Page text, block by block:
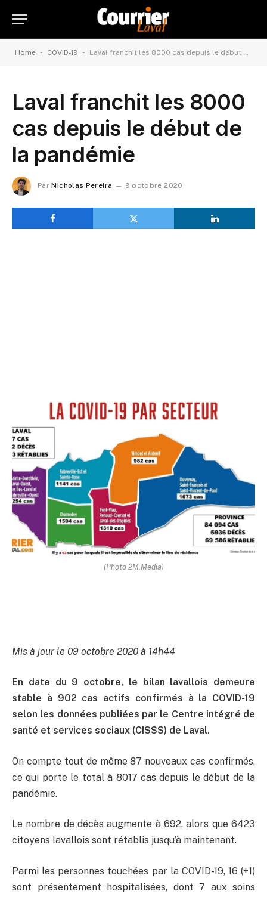
Home - COVID-19 - Laval franchit les 8000 cas depuis le début de la pandémie
Laval franchit les 8000
cas depuis le début de
la pandémie
Par Nicholas Pereira 9 octobre 2020
(Photo 2M.Media)
Mis à jour le 09 octobre 2020 à 14h44
En date du 9 octobre, le bilan lavallois demeure
stable à 902 cas actifs confirmés à la COVID-19
selon les données publiées par le Centre intégré de
santé et services sociaux (CISSS) de Laval.
On compte tout de même 87 nouveaux cas confirmés,
ce qui porte le total à 8017 cas depuis le début de la
pandémie.
Le nombre de décès augmente à 692, alors que 6423
citoyens lavallois sont rétablis jusqu’à maintenant.
Parmi les personnes touchées par la COVID-19, 16 (+1)
sont présentement hospitalisées, dont 7 aux soins